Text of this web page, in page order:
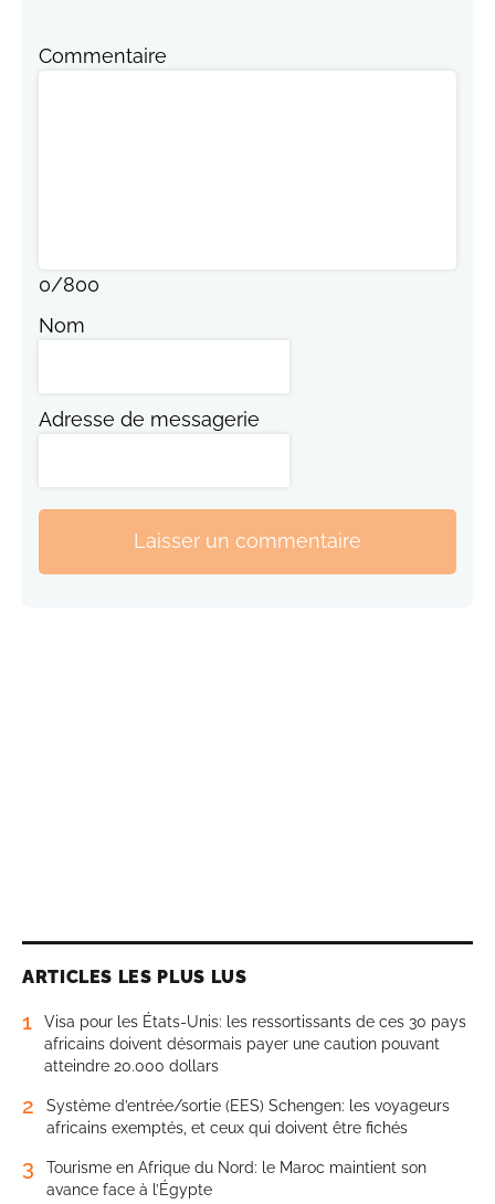
Commentaire
0/800
Nom
Adresse de messagerie
Laisser un commentaire
ARTICLES LES PLUS LUS
1
Visa pour les États-Unis: les ressortissants de ces 30 pays
africains doivent désormais payer une caution pouvant
atteindre 20.000 dollars
2
Système d’entrée/sortie (EES) Schengen: les voyageurs
africains exemptés, et ceux qui doivent être fichés
3
Tourisme en Afrique du Nord: le Maroc maintient son
avance face à l’Égypte